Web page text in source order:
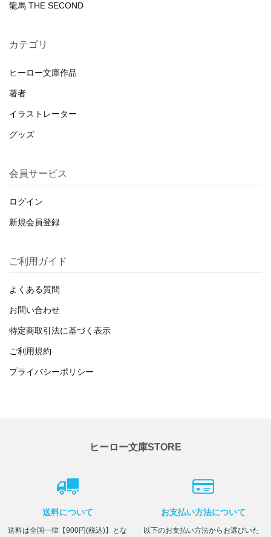
龍馬 THE SECOND
カテゴリ
ヒーロー文庫作品
著者
イラストレーター
グッズ
会員サービス
ログイン
新規会員登録
ご利用ガイド
よくある質問
お問い合わせ
特定商取引法に基づく表示
ご利用規約
プライバシーポリシー
ヒーロー文庫STORE